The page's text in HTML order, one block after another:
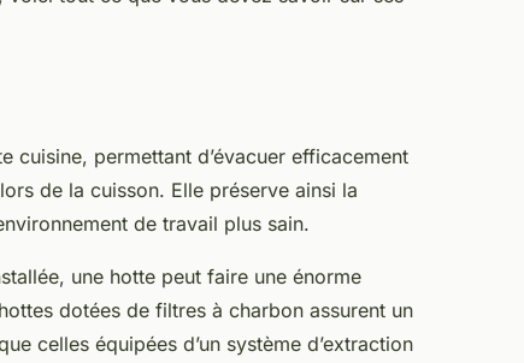
cuisine, permettant d’évacuer efficacement
de la cuisson. Elle préserve ainsi la
de travail plus sain.
une hotte peut faire une énorme
dotées de filtres à charbon assurent un
celles équipées d’un système d’extraction